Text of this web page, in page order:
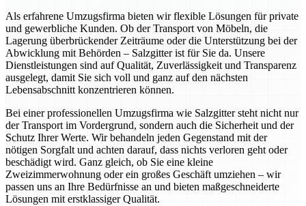
Als erfahrene Umzugsfirma bieten wir flexible Lösungen für private
und gewerbliche Kunden. Ob der Transport von Möbeln, die
Lagerung überbrückender Zeiträume oder die Unterstützung bei der
Abwicklung mit Behörden – Salzgitter ist für Sie da. Unsere
Dienstleistungen sind auf Qualität, Zuverlässigkeit und Transparenz
ausgelegt, damit Sie sich voll und ganz auf den nächsten
Lebensabschnitt konzentrieren können.
Bei einer professionellen Umzugsfirma wie Salzgitter steht nicht nur
der Transport im Vordergrund, sondern auch die Sicherheit und der
Schutz Ihrer Werte. Wir behandeln jeden Gegenstand mit der
nötigen Sorgfalt und achten darauf, dass nichts verloren geht oder
beschädigt wird. Ganz gleich, ob Sie eine kleine
Zweizimmerwohnung oder ein großes Geschäft umziehen – wir
passen uns an Ihre Bedürfnisse an und bieten maßgeschneiderte
Lösungen mit erstklassiger Qualität.